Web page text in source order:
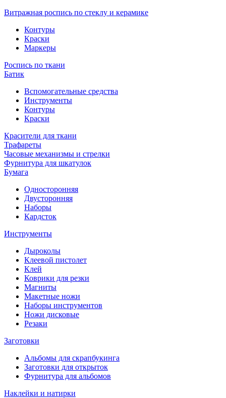
Витражная роспись по стеклу и керамике
Контуры
Краски
Маркеры
Роспись по ткани
Батик
Вспомогательные средства
Инструменты
Контуры
Краски
Красители для ткани
Трафареты
Часовые механизмы и стрелки
Фурнитура для шкатулок
Бумага
Односторонняя
Двусторонняя
Наборы
Кардсток
Инструменты
Дыроколы
Клеевой пистолет
Клей
Коврики для резки
Магниты
Макетные ножи
Наборы инструментов
Ножи дисковые
Резаки
Заготовки
Альбомы для скрапбукинга
Заготовки для открыток
Фурнитура для альбомов
Наклейки и натирки